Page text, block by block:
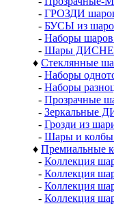
- ГРОЗДИ
- БУСЫ из
- Наборы
- Шары
♦ Стеклянные
- Наборы
- Наборы
-
-
- Грозди из
- Шары и колбы
♦ Премиальные
- Коллекция
- Коллекция
- Коллекция
- Коллекция